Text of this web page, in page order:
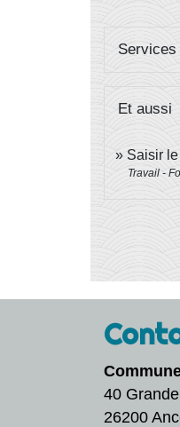
Et aussi
Saisir
Travail -
40
26200